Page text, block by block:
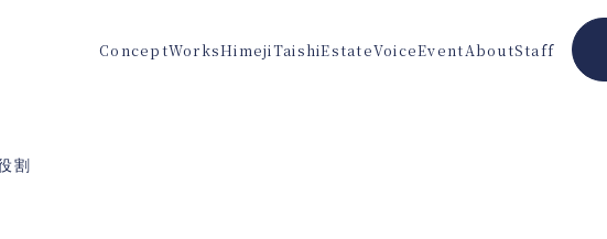
ConceptWorksHimejiTaishiEstateVoiceEventAboutStaff
割